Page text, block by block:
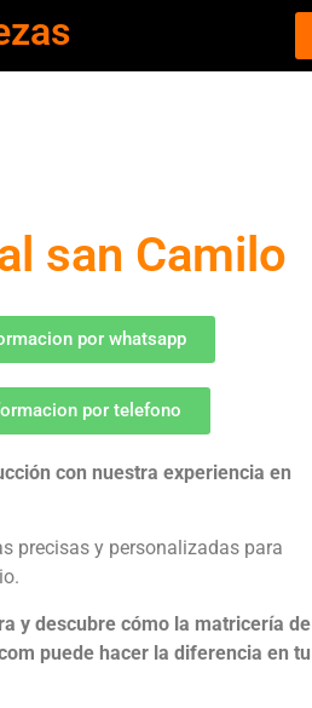
san Camilo
por whatsapp
por telefono
con nuestra experiencia en
precisas y personalizadas para
y descubre cómo la matricería de
puede hacer la diferencia en tu